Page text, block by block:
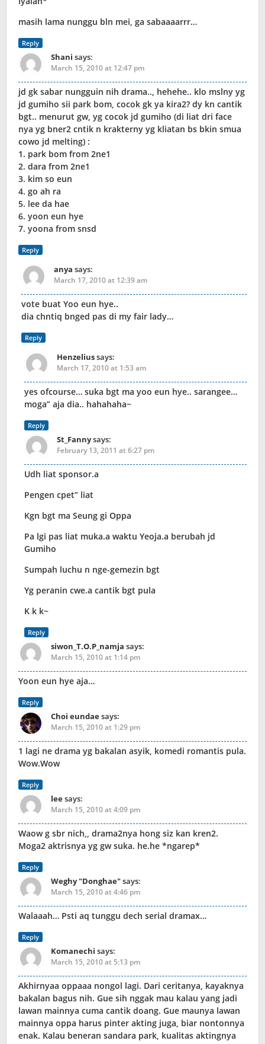
masih lama nunggu bln mei, ga sabaaaarrr…
Reply
Shani says:
March 15, 2010 at 12:47 pm
jd gk sabar nungguin nih drama.., hehehe.. klo mslny yg
jd gumiho sii park bom, cocok gk ya kira2? dy kn cantik
bgt.. menurut gw, yg cocok jd gumiho (di liat dri face
nya yg bner2 cntik n krakterny yg kliatan bs bkin smua
cowo jd melting) :
1. park bom from 2ne1
2. dara from 2ne1
3. kim so eun
4. go ah ra
5. lee da hae
6. yoon eun hye
7. yoona from snsd
Reply
anya says:
March 17, 2010 at 12:39 am
vote buat Yoo eun hye..
dia chntiq bnged pas di my fair lady…
Reply
Henzeliussays:
March 17, 2010 at 1:53 am
yes ofcourse… suka bgt ma yoo eun hye.. sarangee…
moga” aja dia.. hahahaha~
Reply
St_Fannysays:
February 13, 2011 at 6:27 pm
Udh liat sponsor.a
Pengen cpet” liat
Kgn bgt ma Seung gi Oppa
Pa lgi pas liat muka.a waktu Yeoja.a berubah jd
Gumiho
Sumpah luchu n nge-gemezin bgt
Yg peranin cwe.a cantik bgt pula
K k k~
Reply
siwon_T.O.P_namja says:
March 15, 2010 at 1:14 pm
Yoon eun hye aja…
Reply
Choi eundaesays:
March 15, 2010 at 1:29 pm
1 lagi ne drama yg bakalan asyik, komedi romantis pula.
Wow.Wow
Reply
leesays:
March 15, 2010 at 4:09 pm
Waow g sbr nich,, drama2nya hong siz kan kren2.
Moga2 aktrisnya yg gw suka. he.he *ngarep*
Reply
Weghy "Donghae"says:
March 15, 2010 at 4:46 pm
Walaaah… Psti aq tunggu dech serial dramax…
Reply
Komanechi says:
March 15, 2010 at 5:13 pm
Akhirnyaa oppaaa nongol lagi. Dari ceritanya, kayaknya
bakalan bagus nih. Gue sih nggak mau kalau yang jadi
lawan mainnya cuma cantik doang. Gue maunya lawan
mainnya oppa harus pinter akting juga, biar nontonnya
enak. Kalau beneran sandara park, kualitas aktingnya